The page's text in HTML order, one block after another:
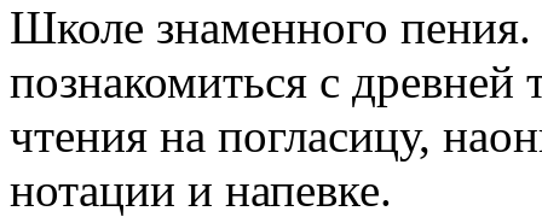
Школе знаменного
познакомиться с древней
чтения на погласицу,
нотации и напевке.